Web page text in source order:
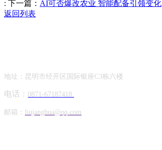
: 下一篇： AI可否爆改农业 智能配备引领变化
返回列表
地址：昆明市经开区国际银座C3栋六楼
电话： 0871-67187418
邮箱： liujanghua@qq.com